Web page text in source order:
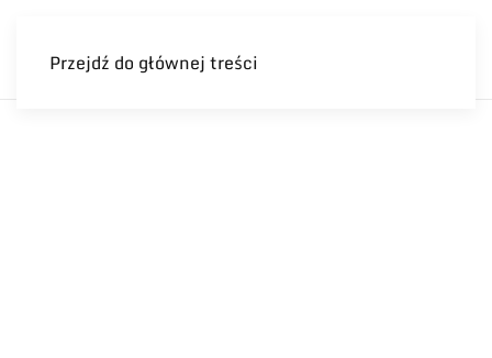
Przejdź do głównej treści